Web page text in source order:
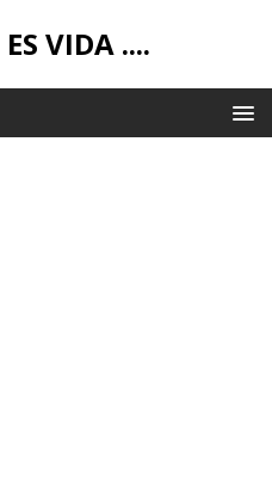
VIDA ....